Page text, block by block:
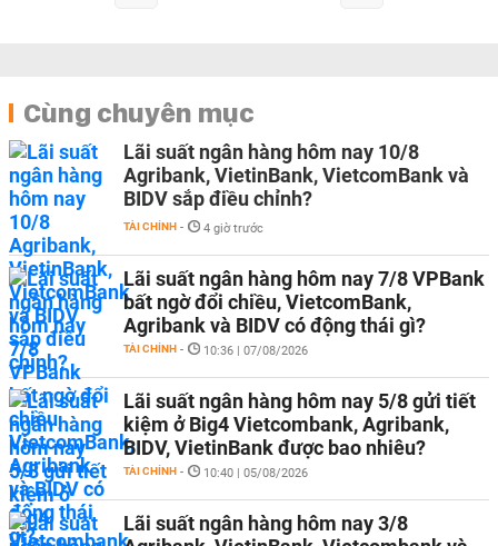
Cùng chuyên mục
Lãi suất ngân hàng hôm nay 10/8
Agribank, VietinBank, VietcomBank và
BIDV sắp điều chỉnh?
TÀI CHÍNH - 4 giờ trước
Lãi suất ngân hàng hôm nay 7/8 VPBank
bất ngờ đổi chiều, VietcomBank,
Agribank và BIDV có động thái gì?
TÀI CHÍNH - 10:36 | 07/08/2026
Lãi suất ngân hàng hôm nay 5/8 gửi tiết
kiệm ở Big4 Vietcombank, Agribank,
BIDV, VietinBank được bao nhiêu?
TÀI CHÍNH - 10:40 | 05/08/2026
Lãi suất ngân hàng hôm nay 3/8